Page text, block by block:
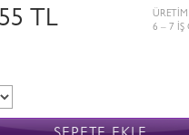
TL
ÜRETİM
6 – 7 İŞ